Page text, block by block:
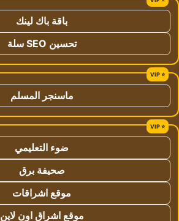
باقة باك لينك
تحسين SEO سلة
ماسنجر المسلم
ضوء التعليمي
صحيفة برق
موقع اشراقات
موقع اشراق اون لاين